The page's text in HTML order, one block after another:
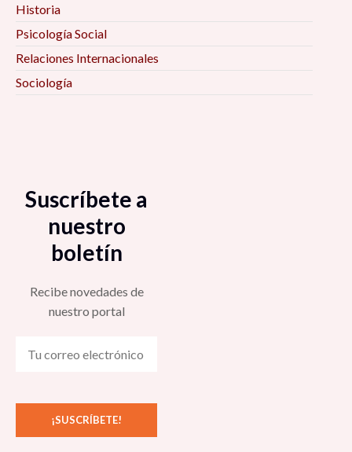
Historia
Psicología Social
Relaciones Internacionales
Sociología
Suscríbete a
nuestro
boletín
Recibe novedades de
nuestro portal